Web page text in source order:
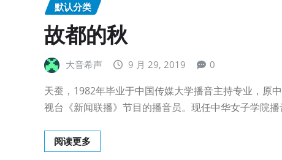
默认分类
故都的秋
大音希声 9 月 29, 2019 0
天蚕，1982年毕业于中国传媒大学播音主持专业，原
视台《新闻联播》节目的播音员。现任中华女子学院播
阅读更多